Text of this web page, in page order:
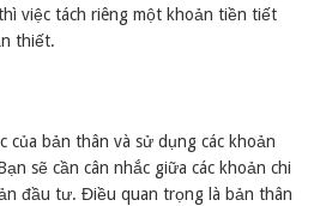
việc tách riêng một khoản tiền tiết
thiết.
của bản thân và sử dụng các khoản
sẽ cần cân nhắc giữa các khoản chi
đầu tư. Điều quan trọng là bản thân